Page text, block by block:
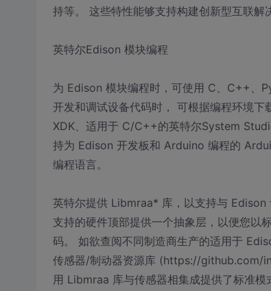
持等。 这些特性能够支持构建创新型互联解
英特尔Edison 模块编程
为 Edison 模块编程时，可使用 C、C++
开发和调试设备代码时， 可根据编程环境
XDK、适用于 C/C++的英特尔System
持为 Edison 开发板和 Arduino 编程的
编程语言。
英特尔提供 Libmraa* 库，以支持与 Edison
支持的硬件顶部提供一个抽象层，以便您以
码。 如欲查阅不同制造商生产的适用于
传感器/制动器资源库 (https://github.com/
用 Libmraa 库与传感器相集成提供了标准